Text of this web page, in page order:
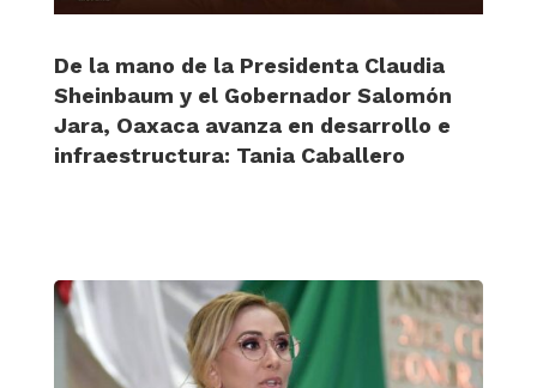
De la mano de la Presidenta Claudia
Sheinbaum y el Gobernador Salomón
Jara, Oaxaca avanza en desarrollo e
infraestructura: Tania Caballero